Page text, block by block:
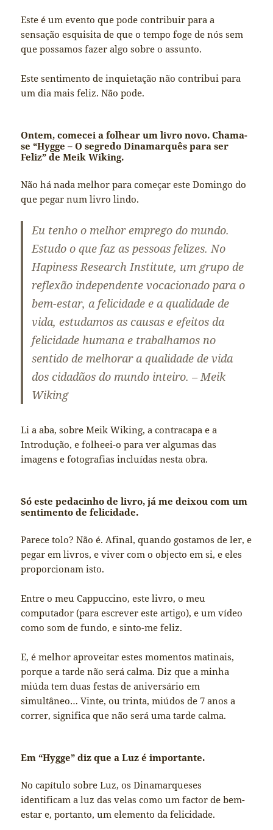
Este é um evento que pode contribuir para a
sensação esquisita de que o tempo foge de nós sem
que possamos fazer algo sobre o assunto.
Este sentimento de inquietação não contribui para
um dia mais feliz. Não pode.
Ontem, comecei a folhear um livro novo. Chama-
se “Hygge – O segredo Dinamarquês para ser
Feliz” de Meik Wiking.
Não há nada melhor para começar este Domingo do
que pegar num livro lindo.
Eu tenho o melhor emprego do mundo.
Estudo o que faz as pessoas felizes. No
Hapiness Research Institute, um grupo de
reflexão independente vocacionado para o
bem-estar, a felicidade e a qualidade de
vida, estudamos as causas e efeitos da
felicidade humana e trabalhamos no
sentido de melhorar a qualidade de vida
dos cidadãos do mundo inteiro. – Meik
Wiking
Li a aba, sobre Meik Wiking, a contracapa e a
Introdução, e folheei-o para ver algumas das
imagens e fotografias incluídas nesta obra.
Só este pedacinho de livro, já me deixou com um
sentimento de felicidade.
Parece tolo? Não é. Afinal, quando gostamos de ler, e
pegar em livros, e viver com o objecto em si, e eles
proporcionam isto.
Entre o meu Cappuccino, este livro, o meu
computador (para escrever este artigo), e um vídeo
como som de fundo, e sinto-me feliz.
E, é melhor aproveitar estes momentos matinais,
porque a tarde não será calma. Diz que a minha
miúda tem duas festas de aniversário em
simultâneo… Vinte, ou trinta, miúdos de 7 anos a
correr, significa que não será uma tarde calma.
Em “Hygge” diz que a Luz é importante.
No capítulo sobre Luz, os Dinamarqueses
identificam a luz das velas como um factor de bem-
estar e, portanto, um elemento da felicidade.